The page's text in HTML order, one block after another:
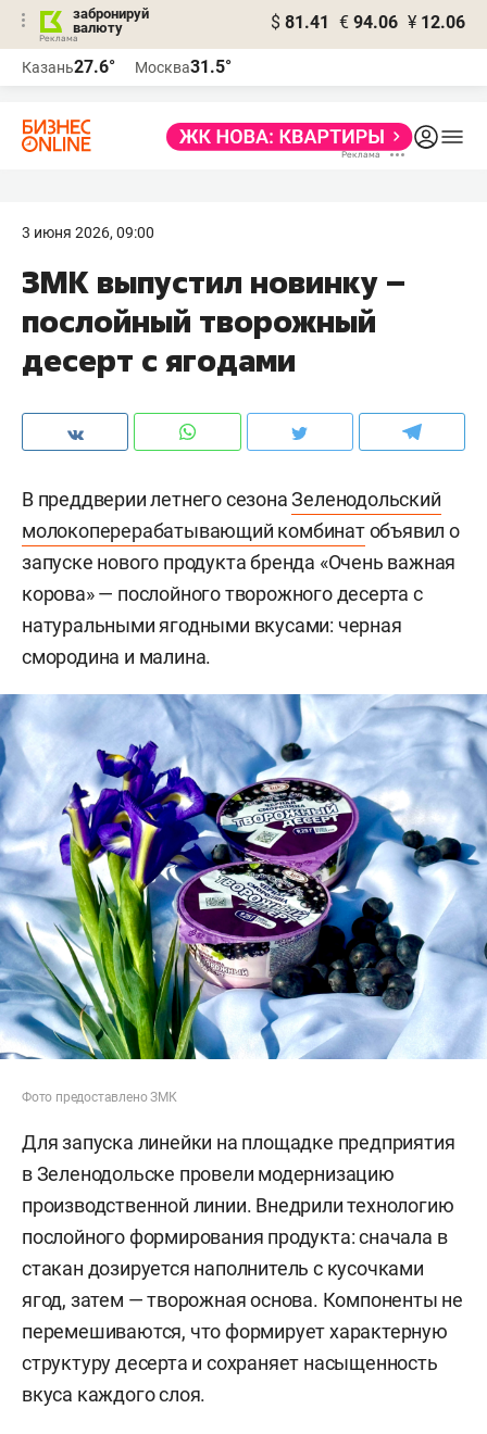
забронируй
валюту
$ 81.41 € 94.06 ¥ 12.06
Казань27.6° Москва31.5°
3 июня 2026, 09:00
ЗМК выпустил новинку –
послойный творожный
десерт с ягодами
В преддверии летнего сезонаЗеленодольский
молокоперерабатывающий комбинатобъявил о
запуске нового продукта бренда «Очень важная
корова» — послойного творожного десерта с
натуральными ягодными вкусами: черная
смородина и малина.
Фото предоставлено ЗМК
Для запуска линейки на площадке предприятия
в Зеленодольске провели модернизацию
производственной линии. Внедрили технологию
послойного формирования продукта: сначала в
стакан дозируется наполнитель с кусочками
ягод, затем — творожная основа. Компоненты не
перемешиваются, что формирует характерную
структуру десерта и сохраняет насыщенность
вкуса каждого слоя.